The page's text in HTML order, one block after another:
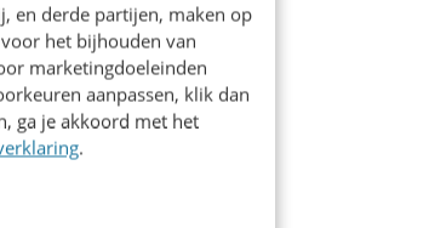
en derde partijen, maken op
het bijhouden van
marketingdoeleinden
aanpassen, klik dan
ga je akkoord met het
.